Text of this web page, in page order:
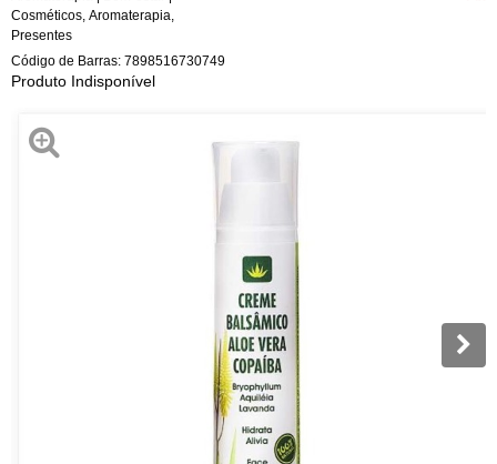
Cosméticos Aromaterapia
Presentes
Código de Barras: 7898516730749
Produto Indisponível